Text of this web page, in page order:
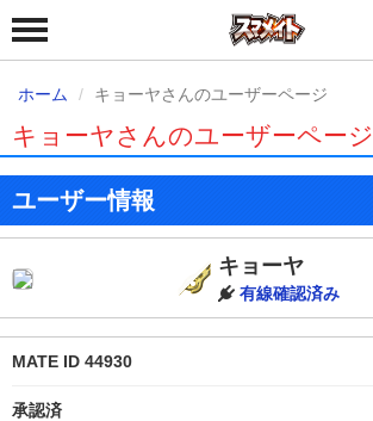
ホーム キョーヤさんのユーザーページ
キョーヤさんのユーザーページ
ユーザー情報
キョーヤ
有線確認済み
MATE ID 44930
承認済